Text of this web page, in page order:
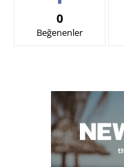
0
Beğenenler